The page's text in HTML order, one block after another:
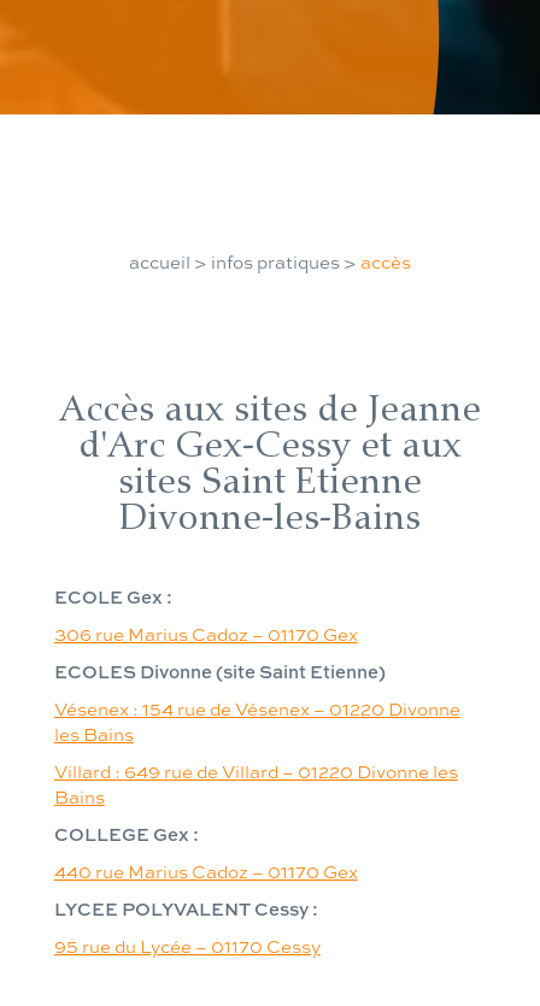
accueil > infos pratiques>accès
Accès aux sites de Jeanne
d'Arc Gex-Cessy et aux
sites Saint Etienne
Divonne-les-Bains
ECOLE Gex :
306 rue Marius Cadoz – 01170 Gex
ECOLES Divonne (site Saint Etienne)
Vésenex : 154 rue de Vésenex – 01220 Divonne
les Bains
Villard : 649 rue de Villard – 01220 Divonne les
Bains
COLLEGE Gex :
440 rue Marius Cadoz – 01170 Gex
LYCEE POLYVALENT Cessy :
95 rue du Lycée – 01170 Cessy